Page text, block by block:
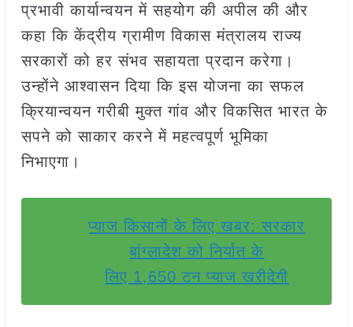
प्रभावी कार्यान्वयन में सहयोग की अपील की और
कहा कि केंद्रीय ग्रामीण विकास मंत्रालय राज्य
सरकारों को हर संभव सहायता प्रदान करेगा।
उन्होंने आश्वासन दिया कि इस योजना का सफल
क्रियान्वयन गरीबी मुक्त गांव और विकसित भारत के
सपने को साकार करने में महत्वपूर्ण भूमिका
निभाएगा।
प्याज किसानों के लिए खबर: सरकार
बांग्लादेश को निर्यात के
लिए 1,650 टन प्याज खरीदेगी